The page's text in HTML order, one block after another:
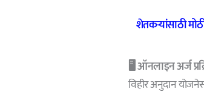
शेतकऱ्यांसाठी
🖥️ ऑनलाइन अर्ज
विहीर अनुदान